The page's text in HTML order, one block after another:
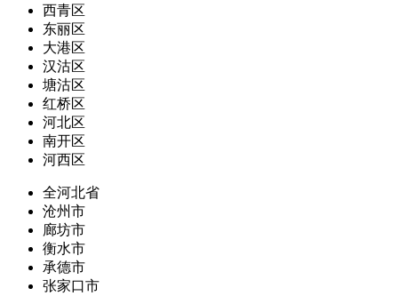
西青区
东丽区
大港区
汉沽区
塘沽区
红桥区
河北区
南开区
河西区
全河北省
沧州市
廊坊市
衡水市
承德市
张家口市